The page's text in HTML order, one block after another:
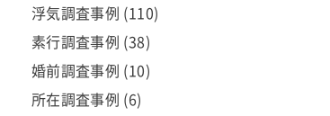
浮気調査事例 (110)
素行調査事例 (38)
婚前調査事例 (10)
所在調査事例 (6)